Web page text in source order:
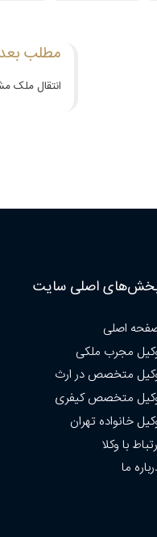
مطلب
انتقال ملک
اصلی سایت
اصلی
مجرب ملکی
متخصص در ارث
متخصص کیفری
خانواده تهران
با وکلا
ما